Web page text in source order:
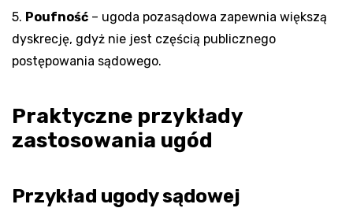
5. Poufność – ugoda pozasądowa zapewnia większą
dyskrecję, gdyż nie jest częścią publicznego
postępowania sądowego.
Praktyczne przykłady
zastosowania ugód
Przykład ugody sądowej